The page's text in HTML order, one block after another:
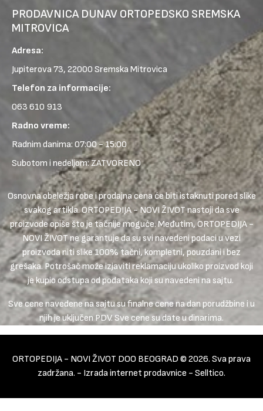
PRODAVNICA DUNAV ORTOPEDSKO SREMSKA
MITROVICA
Adresa:
Jupiterova 73, 22000 Sremska Mitrovica
Telefon za informacije:
063 610 913
Radno vreme:
Radnim danima: 07:00 - 15:00
Subotom i nedeljom: ZATVORENO
Osnovna obeležja robe i prodajna cena će biti istaknuti pored slike
svakog artikla. ORTOPEDIJA - NOVI ŽIVOT nastoji da sve
proizvode opiše što je tačnije moguće. Međutim, ORTOPEDIJA -
NOVI ŽIVOT ne garantuje da su svi navedeni podaci u vezi
proizvoda niti slike 100% tačni, kompletni, pouzdani i bez
grešaka. Potrošač može izjaviti reklamaciju ukoliko proizvod koji
je kupio odstupa od podataka koji su navedeni na sajtu.
Sve cene navedene na sajtu su finalne cene na dan porudžbine i u
njih je uključen PDV. Sve cene su date u dinarima.
ORTOPEDIJA - NOVI ŽIVOT DOO BEOGRAD © 2026. Sva prava
zadržana. - Izrada internet prodavnice - Selltico.